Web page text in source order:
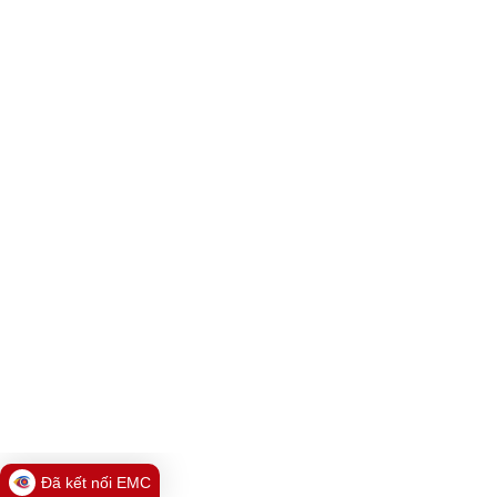
Đã kết nối EMC